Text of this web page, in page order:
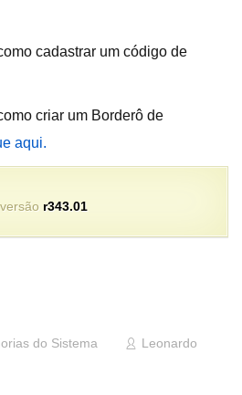
cadastrar um código de
criar um Borderô de
aqui.
r343.01
do Sistema
Leonardo